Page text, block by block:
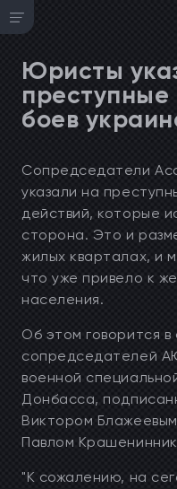
Юристы
преступные
боев
Сопредседатели
указали на
действий, которые
сторона. Это и
жилых кварталах, и
что уже привело к
населения.
Об этом говорится в
сопредседателей
военной
Донбасса,
Виктором
Павлом
"К сожалению, на